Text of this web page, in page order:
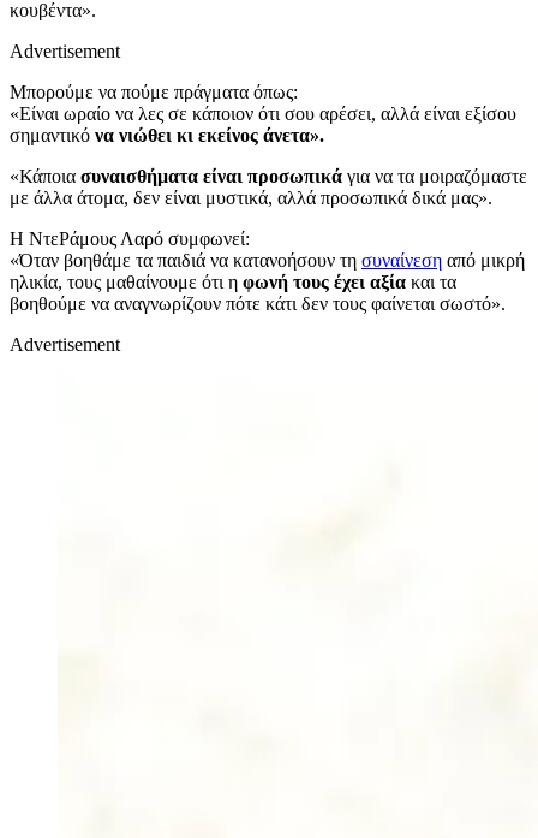
κουβέντα».
Advertisement
Μπορούμε να πούμε πράγματα όπως:
«Είναι ωραίο να λες σε κάποιον ότι σου αρέσει, αλλά είναι εξίσου
σημαντικό να νιώθει κι εκείνος άνετα».
«Κάποια συναισθήματα είναι προσωπικά για να τα μοιραζόμαστε
με άλλα άτομα, δεν είναι μυστικά, αλλά προσωπικά δικά μας».
Η ΝτεΡάμους Λαρό συμφωνεί:
«Όταν βοηθάμε τα παιδιά να κατανοήσουν τη συναίνεση από μικρή
ηλικία, τους μαθαίνουμε ότι η φωνή τους έχει αξία και τα
βοηθούμε να αναγνωρίζουν πότε κάτι δεν τους φαίνεται σωστό».
Advertisement